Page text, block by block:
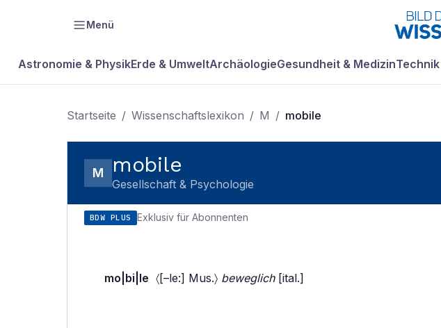
Menü
Astronomie & PhysikErde & UmweltArchäologieGesundheit & Medizin
Startseite / Wissenschaftslexikon / M / mobile
M mobile
Gesellschaft & Psychologie
BDW PLUS Exklusiv für Abonnenten
mo|bi|le 〈[–le:] Mus.〉 beweglich[ital.]